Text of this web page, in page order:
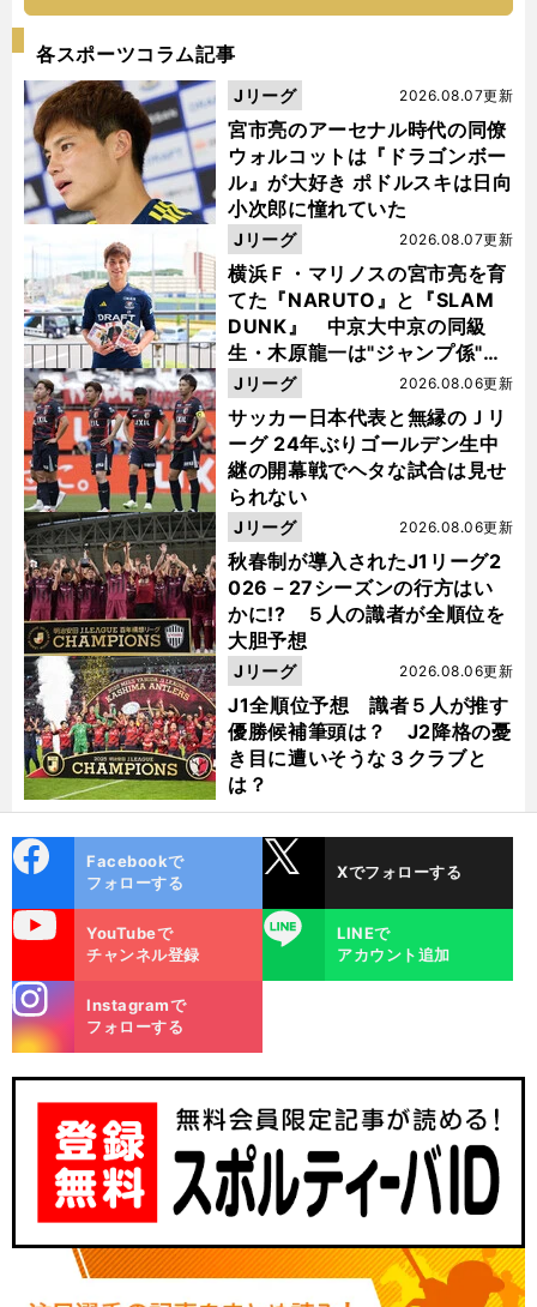
各スポーツコラム記事
宮市亮のアーセナル時代の同僚
ウォルコットは『ドラゴンボー
ル』が大好き ポドルスキは日向
小次郎に憧れていた
2026.08.07更新
Jリーグ
横浜Ｆ・マリノスの宮市亮を育
てた『NARUTO』と『SLAM
DUNK』 中京大中京の同級
生・木原龍一は"ジャンプ係"だ
った
2026.08.07更新
Jリーグ
サッカー日本代表と無縁のＪリ
ーグ 24年ぶりゴールデン生中
継の開幕戦でヘタな試合は見せ
られない
2026.08.06更新
Jリーグ
秋春制が導入されたJ1リーグ2
026－27シーズンの行方はい
かに!? ５人の識者が全順位を
大胆予想
2026.08.06更新
Jリーグ
J1全順位予想 識者５人が推す
優勝候補筆頭は？ J2降格の憂
き目に遭いそうな３クラブと
は？
2026.08.06更新
Jリーグ
ok
Facebookで
フォローする
Xでフォローする
YouTubeで
チャンネル登録
LINE
LINEで
アカウント追加
m
Instagramで
フォローする